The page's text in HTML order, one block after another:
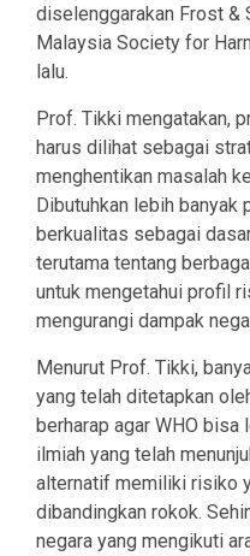
diselenggarakan Frost &
Malaysia Society for
lalu.
Prof. Tikki mengatakan,
harus dilihat sebagai
menghentikan masalah
Dibutuhkan lebih banyak
berkualitas sebagai
terutama tentang
untuk mengetahui profil
mengurangi dampak
Menurut Prof. Tikki,
yang telah ditetapkan
berharap agar WHO
ilmiah yang telah
alternatif memiliki risiko
dibandingkan rokok.
negara yang mengikuti